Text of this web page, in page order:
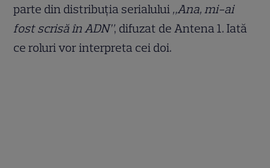
parte din distribuția serialului „Ana, mi-ai
fost scrisă în ADN”, difuzat de Antena 1. Iată
ce roluri vor interpreta cei doi.